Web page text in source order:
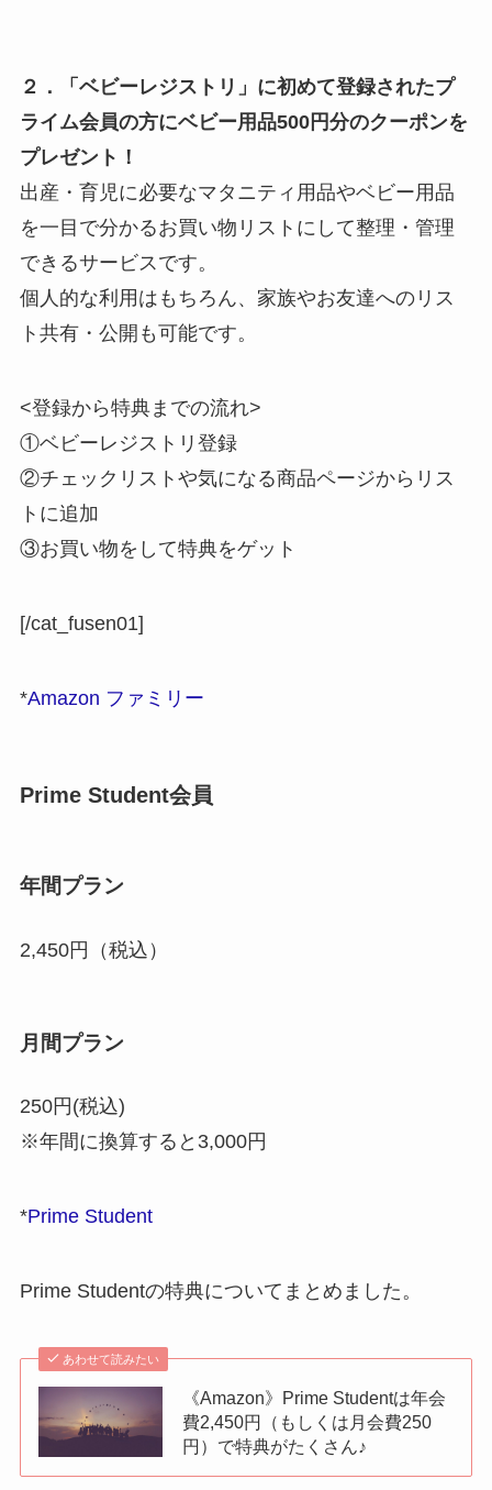
２．「ベビーレジストリ」に初めて登録されたプ
ライム会員の方にベビー用品500円分のクーポンを
プレゼント！
出産・育児に必要なマタニティ用品やベビー用品
を一目で分かるお買い物リストにして整理・管理
できるサービスです。
個人的な利用はもちろん、家族やお友達へのリス
ト共有・公開も可能です。
<登録から特典までの流れ>
①ベビーレジストリ登録
②チェックリストや気になる商品ページからリス
トに追加
③お買い物をして特典をゲット
[/cat_fusen01]
*Amazon ファミリー
Prime Student会員
年間プラン
2,450円（税込）
月間プラン
250円(税込)
※年間に換算すると3,000円
*Prime Student
Prime Studentの特典についてまとめました。
あわせて読みたい
《Amazon》Prime Studentは年会
費2,450円（もしくは月会費250
円）で特典がたくさん♪